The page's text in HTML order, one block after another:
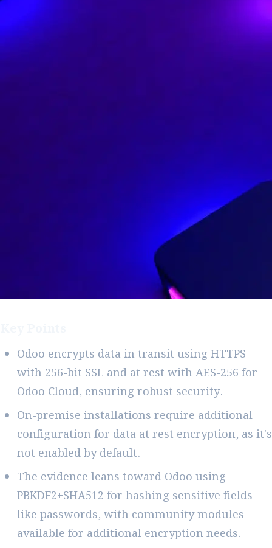
Odoo encrypts data in transit using HTTPS
with 256-bit SSL and at rest with AES-256 for
Odoo Cloud, ensuring robust security.
On-premise installations require additional
configuration for data at rest encryption, as it's
not enabled by default.
The evidence leans toward Odoo using
PBKDF2+SHA512 for hashing sensitive fields
like passwords, with community modules
available for additional encryption needs.